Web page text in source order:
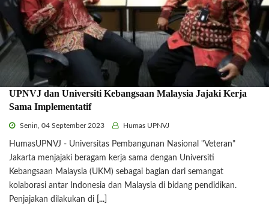
UPNVJ dan Universiti Kebangsaan Malaysia Jajaki Kerja
Sama Implementatif
Senin, 04 September 2023 Humas UPNVJ
HumasUPNVJ - Universitas Pembangunan Nasional "Veteran"
Jakarta menjajaki beragam kerja sama dengan Universiti
Kebangsaan Malaysia (UKM) sebagai bagian dari semangat
kolaborasi antar Indonesia dan Malaysia di bidang pendidikan.
Penjajakan dilakukan di
[...]